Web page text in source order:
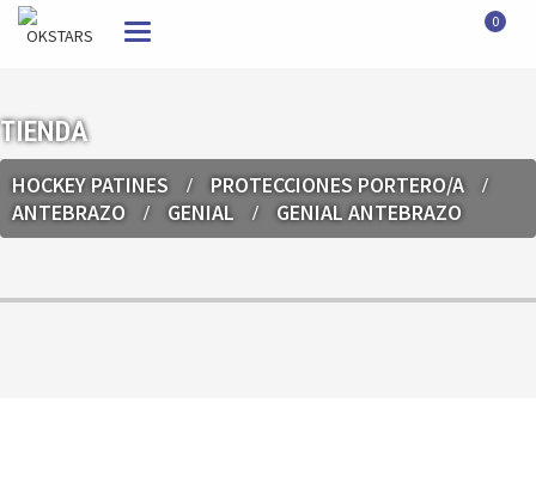
Toggle
0
TIENDA
HOCKEY PATINES
PROTECCIONES PORTERO/A
ANTEBRAZO
GENIAL GENIAL ANTEBRAZO